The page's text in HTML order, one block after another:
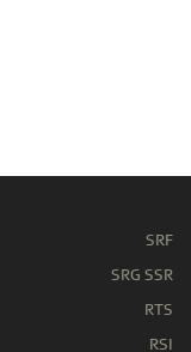
SRF
SRG SSR
RTS
RSI